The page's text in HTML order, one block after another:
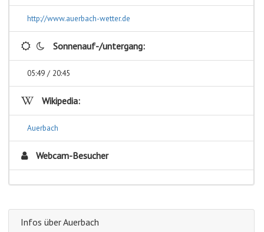
http://www.auerbach-wetter.de
Sonnenauf-/untergang:
05:49 / 20:45
Wikipedia:
Auerbach
Webcam-Besucher
Infos über Auerbach